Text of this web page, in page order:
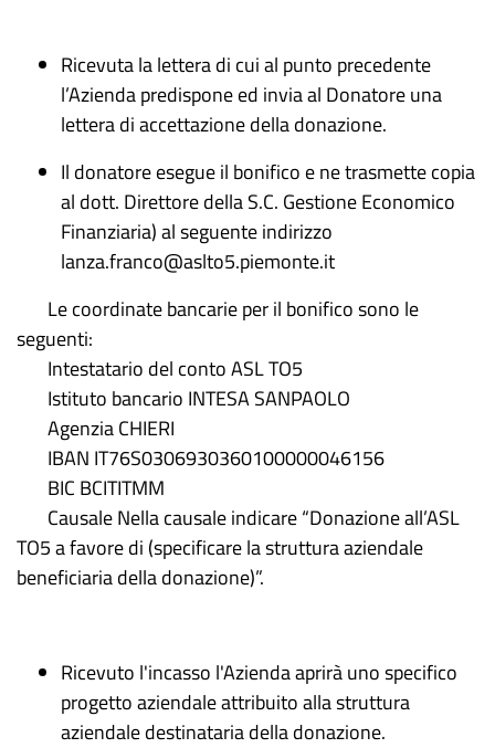
Ricevuta la lettera di cui al punto precedente
l’Azienda predispone ed invia al Donatore una
lettera di accettazione della donazione.
Il donatore esegue il bonifico e ne trasmette copia
al dott. Direttore della S.C. Gestione Economico
Finanziaria) al seguente indirizzo
lanza.franco@aslto5.piemonte.it
Le coordinate bancarie per il bonifico sono le
seguenti:
Intestatario del conto ASL TO5
Istituto bancario INTESA SANPAOLO
Agenzia CHIERI
IBAN IT76S0306930360100000046156
BIC BCITITMM
Causale Nella causale indicare “Donazione all’ASL
TO5 a favore di (specificare la struttura aziendale
beneficiaria della donazione)”.
Ricevuto l'incasso l'Azienda aprirà uno specifico
progetto aziendale attribuito alla struttura
aziendale destinataria della donazione.